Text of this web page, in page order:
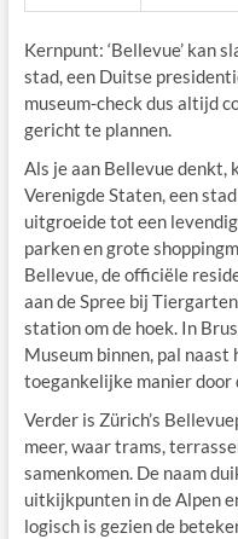
Kernpunt: ‘Bellevue’ kan
stad, een Duitse
museum-check dus altijd
gericht te plannen.
Als je aan Bellevue denkt,
Verenigde Staten, een
uitgroeide tot een
parken en grote
Bellevue, de officiële
aan de Spree bij
station om de hoek. In
Museum binnen, pal
toegankelijke manier door
Verder is Zürich’s
meer, waar trams,
samenkomen. De naam
uitkijkpunten in de Alpen
logisch is gezien de